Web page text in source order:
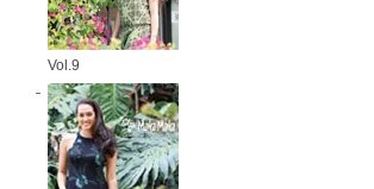
Vol.9